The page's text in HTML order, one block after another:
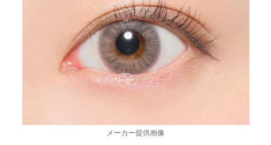
メーカー提供画像